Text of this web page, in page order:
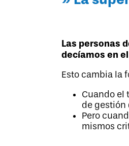
Las personas
decíamos en
Esto cambia la
Cuando el
de gestión
Pero
mismos